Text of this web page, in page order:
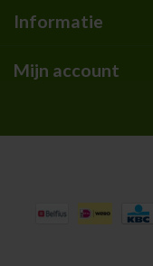
Informatie
Mijn account